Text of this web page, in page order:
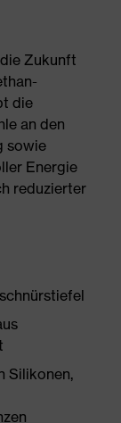
Zukunft
die
an den
sowie
Energie
reduzierter
Silikonen,